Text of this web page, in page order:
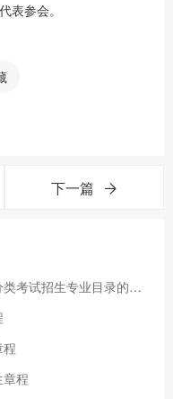
表参会。
下一篇
贵州：关于公布2026年高职院校分类考试招生专业目录的通告
程